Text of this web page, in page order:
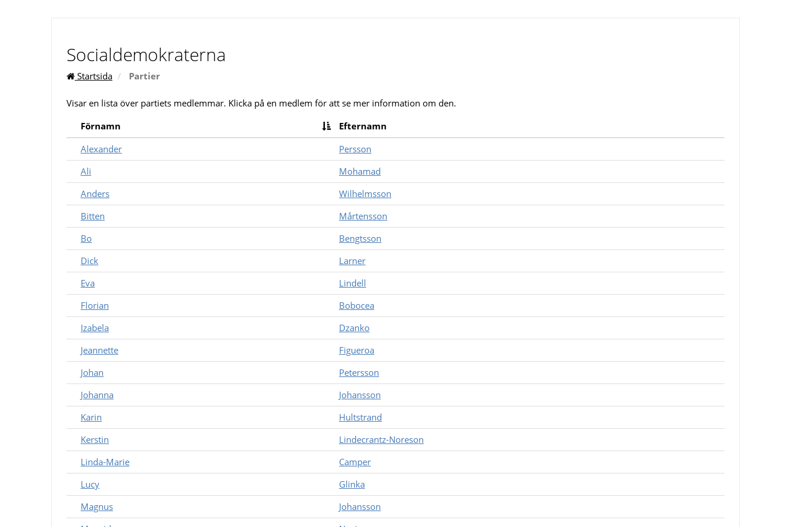
Socialdemokraterna
Startsida Partier
Visar en lista över partiets medlemmar. Klicka på en medlem för att se mer information om den.
Förnamn
Efternamn
Alexander
Persson
Ali
Mohamad
Anders
Wilhelmsson
Bitten
Mårtensson
Bo
Bengtsson
Dick
Larner
Eva
Lindell
Florian
Bobocea
Izabela
Dzanko
Jeannette
Figueroa
Johan
Petersson
Johanna
Johansson
Karin
Hultstrand
Kerstin
Lindecrantz-Noreson
Linda-Marie
Camper
Lucy
Glinka
Magnus
Johansson